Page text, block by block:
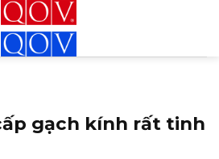
gạch kính rất tinh